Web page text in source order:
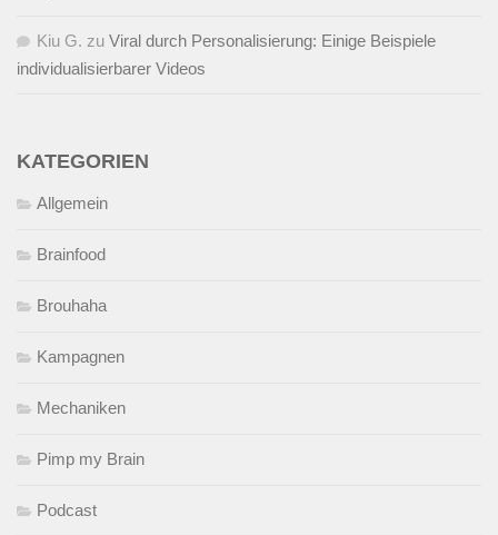
Kiu G. zu Viral durch Personalisierung: Einige Beispiele
individualisierbarer Videos
KATEGORIEN
Allgemein
Brainfood
Brouhaha
Kampagnen
Mechaniken
Pimp my Brain
Podcast